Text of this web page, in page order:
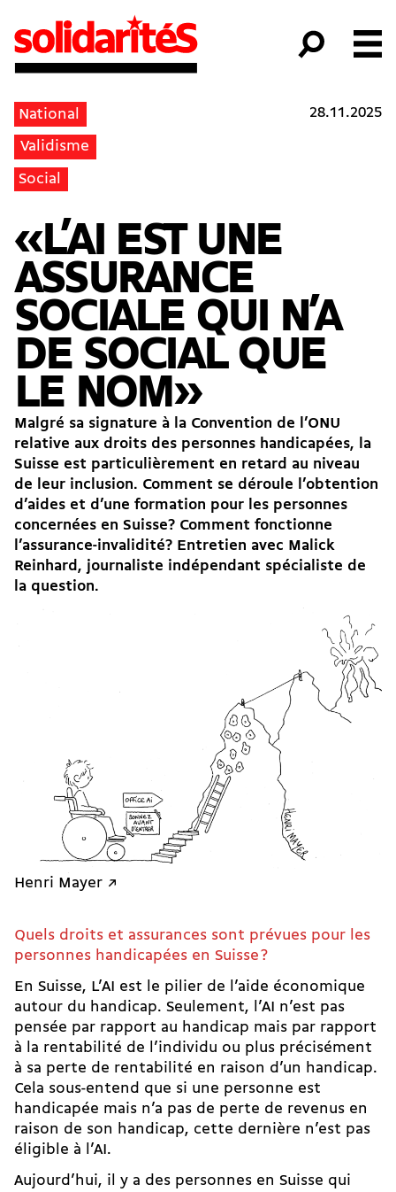
National
Validisme
Social
28.11.2025
«L’AI EST UNE
ASSURANCE
SOCIALE QUI N’A
DE SOCIAL QUE
LE NOM»
Malgré sa signature à la Convention de l’ONU
relative aux droits des personnes handicapées, la
Suisse est particulièrement en retard au niveau
de leur inclusion. Comment se déroule l’obtention
d’aides et d’une formation pour les personnes
concernées en Suisse? Comment fonctionne
l’assurance-invalidité? Entretien avec Malick
Reinhard, journaliste indépendant spécialiste de
la question.
Henri Mayer ↗
Quels droits et assurances sont prévues pour les
personnes handicapées en Suisse ?
En Suisse, L’AI est le pilier de l’aide économique
autour du handicap. Seulement, l’AI n’est pas
pensée par rapport au handicap mais par rapport
à la rentabilité de l’individu ou plus précisément
à sa perte de rentabilité en raison d’un handicap.
Cela sous-entend que si une personne est
handicapée mais n’a pas de perte de revenus en
raison de son handicap, cette dernière n’est pas
éligible à l’AI.
Aujourd’hui, il y a des personnes en Suisse qui